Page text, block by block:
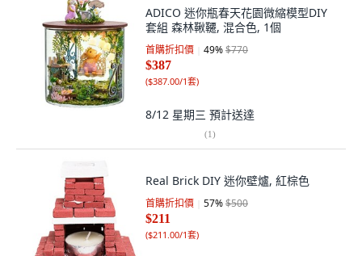
ADICO 迷你瓶春天花園微縮模型DIY
套組 森林鞦韆, 混合色, 1個
首購折扣價 49%$770
$387
($387.00/1套)
8/12 星期三 預計送達
(1)
Real Brick DIY 迷你壁爐, 紅棕色
首購折扣價 57%$500
$211
($211.00/1套)